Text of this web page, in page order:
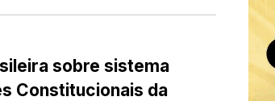
sobre sistema
Constitucionais da